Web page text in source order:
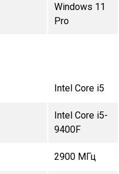
Windows 11
Pro
Intel Core i5
Intel Core i5-
9400F
2900 МГц